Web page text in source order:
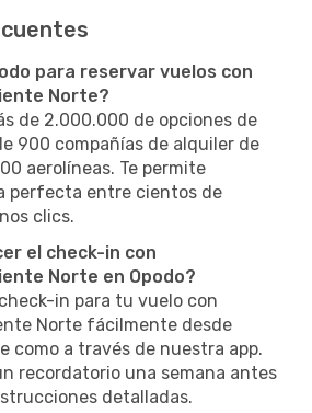
para reservar vuelos con
Norte?
de 2.000.000 de opciones de
900 compañías de alquiler de
aerolíneas. Te permite
perfecta entre cientos de
clics.
el check-in con
Norte en Opodo?
in para tu vuelo con
Norte fácilmente desde
como a través de nuestra app.
recordatorio una semana antes
detalladas.